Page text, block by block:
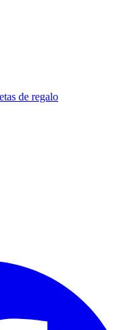
de regalo